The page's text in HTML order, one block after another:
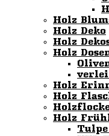
Holz
Holz Deko
Holz
Holz
Holz
Holz
Holz
Tulpe